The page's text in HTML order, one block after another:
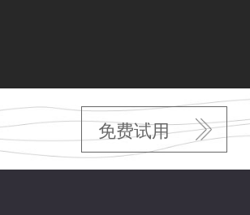
免费试用